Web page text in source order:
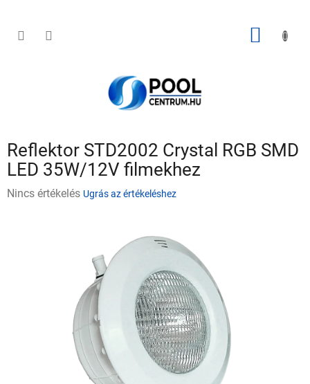
KOSÁR
Reflektor STD2002 Crystal RGB SMD
LED 35W/12V filmekhez
ANincs értékelés Ugrás az értékeléshez